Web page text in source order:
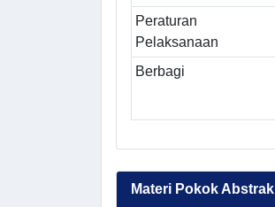
Peraturan
Pelaksanaan
Berbagi
Materi Pokok Abstrak